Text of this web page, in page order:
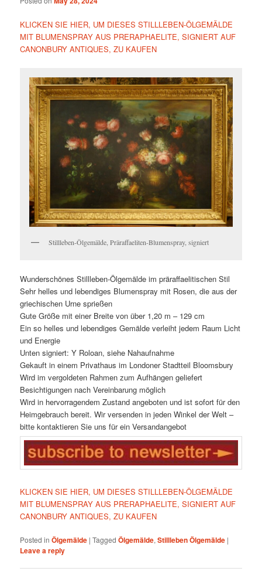
KLICKEN SIE HIER, UM DIESES STILLLEBEN-ÖLGEMÄLDE
MIT BLUMENSPRAY AUS PRERAPHAELITE, SIGNIERT AUF
CANONBURY ANTIQUES, ZU KAUFEN
Stillleben-Ölgemälde, Präraffaeliten-Blumenspray, signiert
Wunderschönes Stillleben-Ölgemälde im präraffaelitischen Stil
Sehr helles und lebendiges Blumenspray mit Rosen, die aus der
griechischen Urne sprießen
Gute Größe mit einer Breite von über 1,20 m – 129 cm
Ein so helles und lebendiges Gemälde verleiht jedem Raum Licht
und Energie
Unten signiert: Y Roloan, siehe Nahaufnahme
Gekauft in einem Privathaus im Londoner Stadtteil Bloomsbury
Wird im vergoldeten Rahmen zum Aufhängen geliefert
Besichtigungen nach Vereinbarung möglich
Wird in hervorragendem Zustand angeboten und ist sofort für den
Heimgebrauch bereit. Wir versenden in jeden Winkel der Welt –
bitte kontaktieren Sie uns für ein Versandangebot
KLICKEN SIE HIER, UM DIESES STILLLEBEN-ÖLGEMÄLDE
MIT BLUMENSPRAY AUS PRERAPHAELITE, SIGNIERT AUF
CANONBURY ANTIQUES, ZU KAUFEN
Posted in Ölgemälde |Tagged Ölgemälde,Stillleben Ölgemälde |
Leave a reply